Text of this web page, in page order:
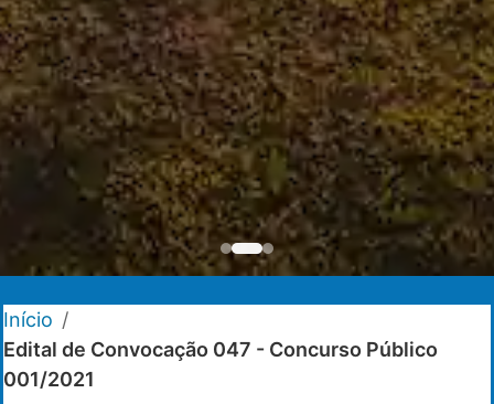
Início /
Edital de Convocação 047 - Concurso Público
001/2021